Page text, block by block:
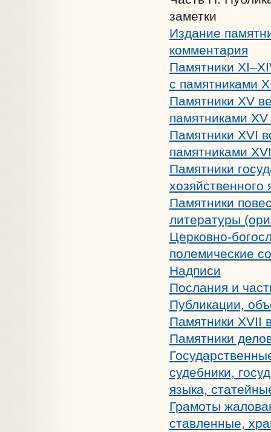
заметки
Издание
комментария
Памятники
с памятниками
Памятники XV
памятниками XV
Памятники XVI
памятниками
Памятники
хозяйственного
Памятники
литературы
Церковно-
полемические
Надписи
Послания и
Публикации,
Памятники XVII
Памятники
судебники,
языка,
Грамоты
ставленные,